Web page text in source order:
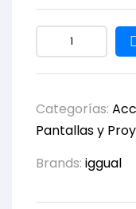
Categorías:
Pantallas y
Brands: iggual